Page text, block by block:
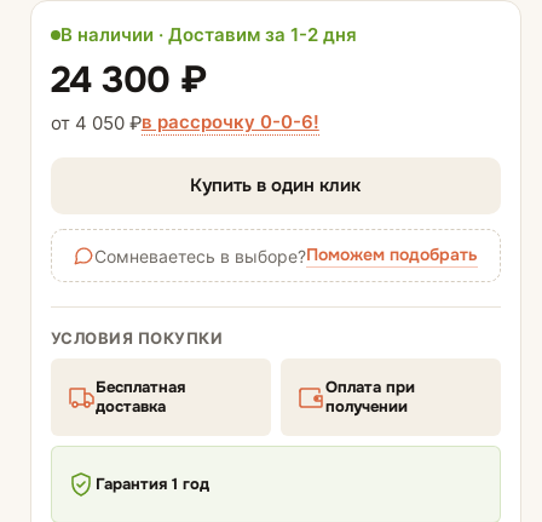
В наличии · Доставим за 1-2 дня
24 300 ₽
от 4 050 ₽в рассрочку 0-0-6!
Купить в один клик
Сомневаетесь в выборе?Поможем подобрать
УСЛОВИЯ ПОКУПКИ
Бесплатная
доставка
Оплата при
получении
Гарантия 1 год